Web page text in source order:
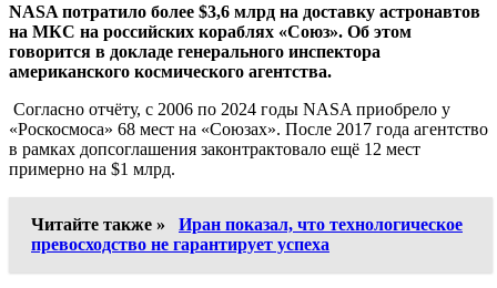
NASA потратило более $3,6 млрд на доставку астронавтов
на МКС на российских кораблях «Союз». Об этом
говорится в докладе генерального инспектора
американского космического агентства.
Согласно отчёту, с 2006 по 2024 годы NASA приобрело у
«Роскосмоса» 68 мест на «Союзах». После 2017 года агентство
в рамках допсоглашения законтрактовало ещё 12 мест
примерно на $1 млрд.
Читайте также »
Иран показал, что технологическое
превосходство не гарантирует успеха